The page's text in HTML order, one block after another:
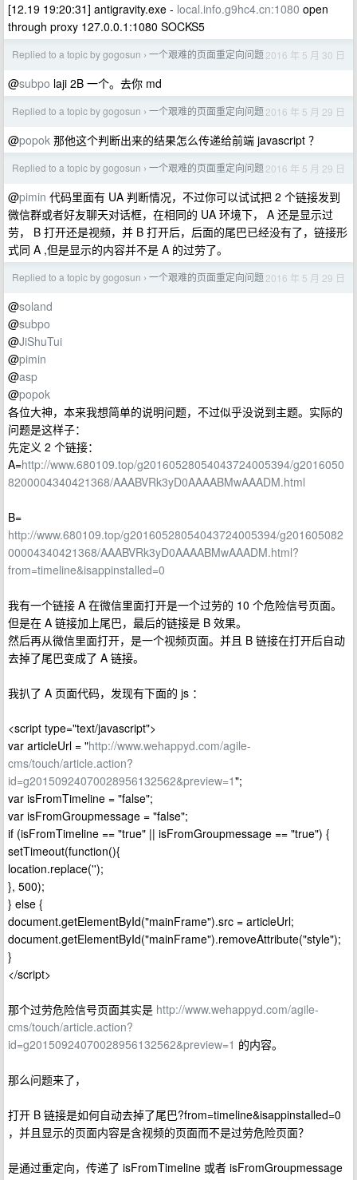
[12.19 19:20:31] antigravity.exe - local.info.g9hc4.cn:1080 open
through proxy 127.0.0.1:1080 SOCKS5
Replied to a topic by gogosun › 一个艰难的页面重定向问题2016 年 5 月 30 日
@subpo laji 2B 一个。去你 md
Replied to a topic by gogosun › 一个艰难的页面重定向问题2016 年 5 月 29 日
@popok 那他这个判断出来的结果怎么传递给前端 javascript ？
Replied to a topic by gogosun › 一个艰难的页面重定向问题2016 年 5 月 29 日
@pimin 代码里面有 UA 判断情况，不过你可以试试把 2 个链接发到
微信群或者好友聊天对话框，在相同的 UA 环境下， A 还是显示过
劳， B 打开还是视频，并 B 打开后，后面的尾巴已经没有了，链接形
式同 A ,但是显示的内容并不是 A 的过劳了。
Replied to a topic by gogosun › 一个艰难的页面重定向问题2016 年 5 月 29 日
@soland
@subpo
@JiShuTui
@pimin
@asp
@popok
各位大神，本来我想简单的说明问题，不过似乎没说到主题。实际的
问题是这样子：
先定义 2 个链接：
A=http://www.680109.top/g20160528054043724005394/g2016050
8200004340421368/AAABVRk3yD0AAAABMwAAADM.html
B=
http://www.680109.top/g20160528054043724005394/g201605082
00004340421368/AAABVRk3yD0AAAABMwAAADM.html?
from=timeline&isappinstalled=0
我有一个链接 A 在微信里面打开是一个过劳的 10 个危险信号页面。
但是在 A 链接加上尾巴，最后的链接是 B 效果。
然后再从微信里面打开，是一个视频页面。并且 B 链接在打开后自动
去掉了尾巴变成了 A 链接。
我扒了 A 页面代码，发现有下面的 js ：
<script type="text/javascript">
var articleUrl = "http://www.wehappyd.com/agile-
cms/touch/article.action?
id=g20150924070028956132562&preview=1";
var isFromTimeline = "false";
var isFromGroupmessage = "false";
if (isFromTimeline == "true" || isFromGroupmessage == "true") {
setTimeout(function(){
location.replace('');
}, 500);
} else {
document.getElementById("mainFrame").src = articleUrl;
document.getElementById("mainFrame").removeAttribute("style");
}
</script>
那个过劳危险信号页面其实是 http://www.wehappyd.com/agile-
cms/touch/article.action?
id=g20150924070028956132562&preview=1 的内容。
那么问题来了，
打开 B 链接是如何自动去掉了尾巴?from=timeline&isappinstalled=0
，并且显示的页面内容是含视频的页面而不是过劳危险页面？
是通过重定向，传递了 isFromTimeline 或者 isFromGroupmessage